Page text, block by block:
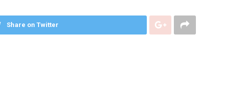
Share on Twitter